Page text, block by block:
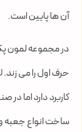
آن ها پایین است.
در مجموعه لمون
حرف اول را می
کاربرد دارد اما
ساخت انواع جعبه